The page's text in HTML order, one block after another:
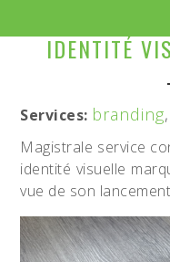
IDENTITÉ
Services: branding,
Magistrale service
identité visuelle
vue de son